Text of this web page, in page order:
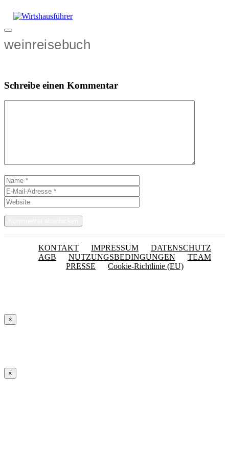
Inhalt
Menü
weinreisebuch
Schreibe einen Kommentar
Name
Mail-
Adresse
KONTAKT IMPRESSUM
DATENSCHUTZ
AGB
NUTZUNGSBEDINGUNGEN
TEAM
PRESSE
Cookie-Richtlinie (EU)
×
×